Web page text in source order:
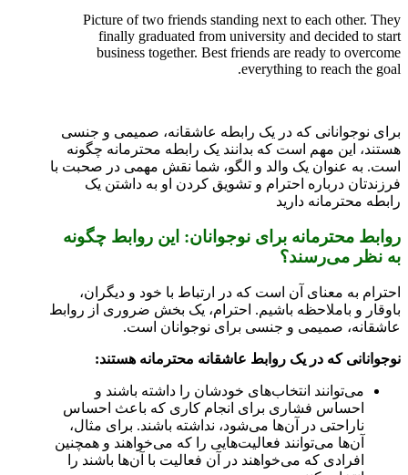
Picture of two friends standing next to each other. They
finally graduated from university and decided to start
business together. Best friends are ready to overcome
everything to reach the goal.
برای نوجوانانی که در یک رابطه عاشقانه، صمیمی و جنسی
هستند، این مهم است که بدانند یک رابطه محترمانه چگونه
است. به عنوان یک والد و الگو، شما نقش مهمی در صحبت با
فرزندتان درباره احترام و تشویق کردن او به داشتن یک
رابطه محترمانه دارید
روابط محترمانه برای نوجوانان: این روابط چگونه
به نظر می‌رسند؟
احترام به معنا‌ی آن است که در ارتباط با خود و دیگران،
با‌وقار و با‌ملاحظه باشیم. احترام، یک بخش ضروری از روابط
عاشقانه، صمیمی و جنسی برای نوجوانان است.
نوجوانانی که در یک روابط عاشقانه محترمانه هستند:
می‌توانند انتخاب‌ها‌ی خودشان را داشته باشند و
احساس فشاری برای انجام کاری که باعث احساس
ناراحتی در آن‌ها می‌شود، نداشته باشند. برای مثال،
آن‌ها می‌توانند فعالیت‌هایی را که می‌خواهند و همچنین
افرادی که می‌خواهند در آن فعالیت با آن‌ها باشند را